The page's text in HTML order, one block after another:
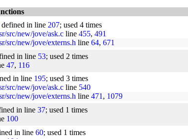
defined in line 207; used 4 times
src/new/jove/ask.c line 455, 491
src/new/jove/externs.h line 64, 671
in line 53; used 2 times
47, 116
in line 195; used 3 times
src/new/jove/ask.c line 540
src/new/jove/externs.h line 471, 1079
in line 37; used 1 times
100
in line 60; used 1 times